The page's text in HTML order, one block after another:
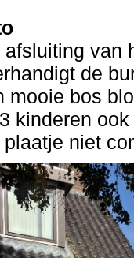
afsluiting van
de
mooie bos
kinderen
plaatje niet